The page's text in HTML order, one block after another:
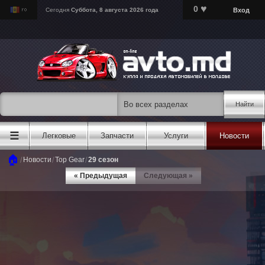
Сегодня Суббота, 8 августа 2026 года 0 ♥ Вход
Найти
☰ Легковые Запчасти Услуги Новости
🏠 / Новости/Top Gear/29 сезон
« Предыдущая
Следующая »